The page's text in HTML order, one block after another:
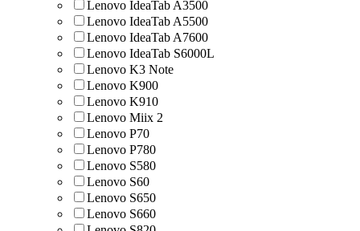
Lenovo IdeaTab A3500
Lenovo IdeaTab A5500
Lenovo IdeaTab A7600
Lenovo IdeaTab S6000L
Lenovo K3 Note
Lenovo K900
Lenovo K910
Lenovo Miix 2
Lenovo P70
Lenovo P780
Lenovo S580
Lenovo S60
Lenovo S650
Lenovo S660